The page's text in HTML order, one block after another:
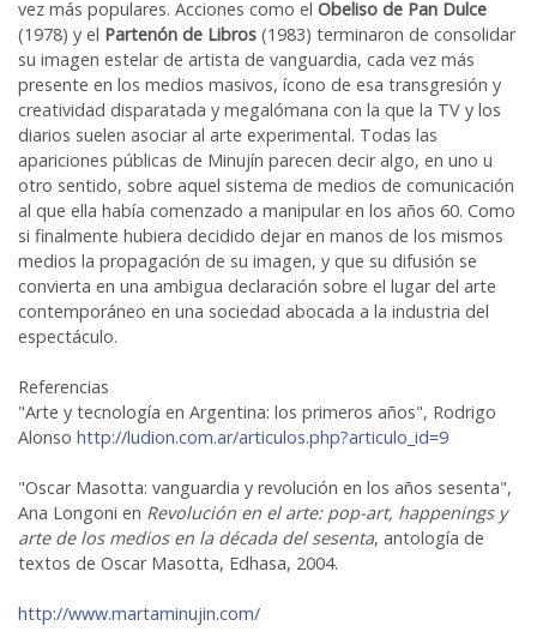
vez más populares. Acciones como el Obeliso de Pan Dulce
(1978) y el Partenón de Libros (1983) terminaron de consolidar
su imagen estelar de artista de vanguardia, cada vez más
presente en los medios masivos, ícono de esa transgresión y
creatividad disparatada y megalómana con la que la TV y los
diarios suelen asociar al arte experimental. Todas las
apariciones públicas de Minujín parecen decir algo, en uno u
otro sentido, sobre aquel sistema de medios de comunicación
al que ella había comenzado a manipular en los años 60. Como
si finalmente hubiera decidido dejar en manos de los mismos
medios la propagación de su imagen, y que su difusión se
convierta en una ambigua declaración sobre el lugar del arte
contemporáneo en una sociedad abocada a la industria del
espectáculo.
Referencias
"Arte y tecnología en Argentina: los primeros años", Rodrigo
Alonso http://ludion.com.ar/articulos.php?articulo_id=9
"Oscar Masotta: vanguardia y revolución en los años sesenta",
Ana Longoni en Revolución en el arte: pop-art, happenings y
arte de los medios en la década del sesenta, antología de
textos de Oscar Masotta, Edhasa, 2004.
http://www.martaminujin.com/